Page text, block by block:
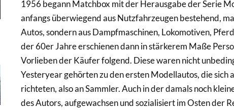
1956 begann Matchbox mit der Herausgabe der Serie
anfangs überwiegend aus Nutzfahrzeugen bestehend,
Autos, sondern aus Dampfmaschinen, Lokomotiven,
der 60er Jahre erschienen dann in stärkerem Maße
Vorlieben der Käufer folgend. Diese waren nicht
Yesteryear gehörten zu den ersten Modellautos, die sich
richteten, also an Sammler. Auch in der damals noch
des Autors, aufgewachsen und sozialisiert im Osten der